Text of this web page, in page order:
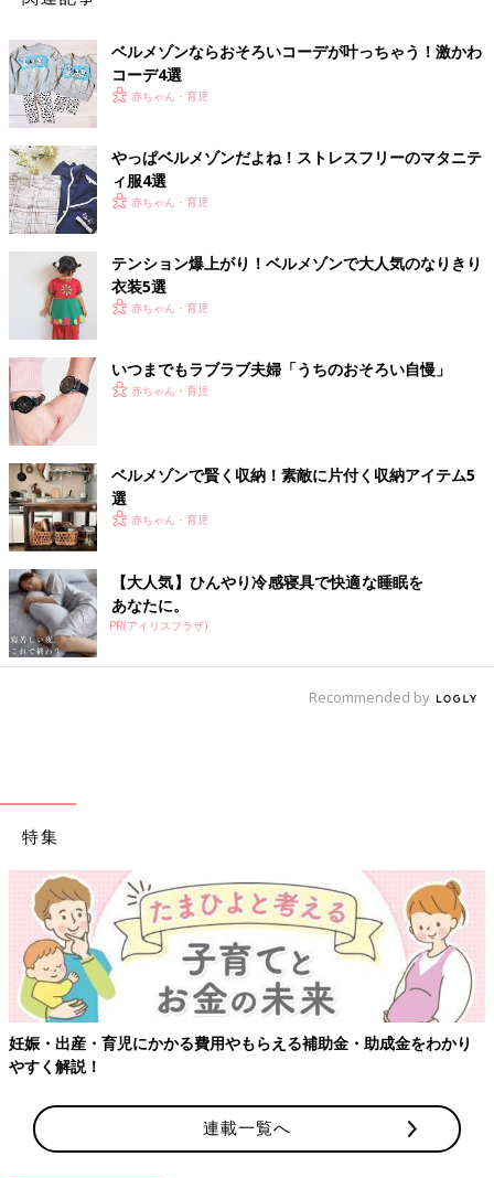
ベルメゾンならおそろいコーデが叶っちゃう！激かわ
コーデ4選
赤ちゃん・育児
やっぱベルメゾンだよね！ストレスフリーのマタニテ
ィ服4選
赤ちゃん・育児
テンション爆上がり！ベルメゾンで大人気のなりきり
衣装5選
赤ちゃん・育児
いつまでもラブラブ夫婦「うちのおそろい自慢」
赤ちゃん・育児
ベルメゾンで賢く収納！素敵に片付く収納アイテム5
選
赤ちゃん・育児
【大人気】ひんやり冷感寝具で快適な睡眠を
あなたに。
PR(アイリスプラザ)
Recommended by
特集
妊娠・出産・育児にかかる費用やもらえる補助金・助成金をわかり
やすく解説！
連載一覧へ